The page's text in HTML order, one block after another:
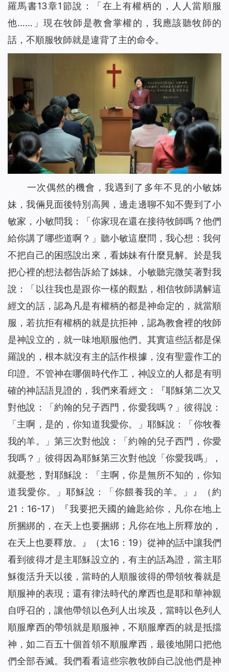
羅馬書13章1節說：「在上有權柄的，人人當順服
他……」現在牧師是教會掌權的，我應該聽牧師的
話，不順服牧師就是違背了主的命令。
一次偶然的機會，我遇到了多年不見的小敏姊
妹，我倆見面後特別高興，邊走邊聊不知不覺到了小
敏家，小敏問我：「你家現在還在接待牧師嗎？他們
給你講了哪些道啊？」聽小敏這麼問，我心想：我何
不把自己的困惑說出來，看姊妹有什麼見解。於是我
把心裡的想法都告訴給了姊妹。小敏聽完微笑著對我
說：「以往我也是跟你一樣的觀點，相信牧師講解這
經文的話，認為凡是有權柄的都是神命定的，就當順
服，若抗拒有權柄的就是抗拒神，認為教會裡的牧師
是神設立的，就一味地順服他們。其實這些話都是保
羅說的，根本就沒有主的話作根據，沒有聖靈作工的
印證。不管神在哪個時代作工，神設立的人都是有明
確的神話語見證的，我們來看經文：『耶穌第二次又
對他說：「 約翰的兒子西門，你愛我嗎？ 」彼得說：
「主啊，是的，你知道我愛你。」耶穌說：「 你牧養
我的羊。
」第三次對他說：「約翰的兒子西門，你愛
我嗎？ 」彼得因為耶穌第三次對他說「你愛我嗎」，
就憂愁，對耶穌說：「主啊，你是無所不知的，你知
道我愛你。」耶穌說：「 你餵養我的羊。
」』（約
21：16-17）『我要把天國的鑰匙給你，凡你在地上
所捆綁的，在天上也要捆綁；凡你在地上所釋放的，
在天上也要釋放。
』（太16：19）從神的話中讓我們
看到彼得才是主耶穌設立的，有主的話為證，當主耶
穌復活升天以後，當時的人順服彼得的帶領牧養就是
順服神的表現；還有律法時代的摩西也是耶和華神親
自呼召的，讓他帶領以色列人出埃及，當時以色列人
順服摩西的帶領就是順服神，不順服摩西的就是抵擋
神，如二百五十個首領不順服摩西，最後地開口把他
們全部吞滅。我們看看這些宗教牧師自己說他們是神